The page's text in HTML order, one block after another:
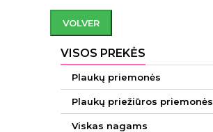
VOLVER
VISOS PREKĖS
Plaukų priemonės
Plaukų priežiūros priemonės
Viskas nagams